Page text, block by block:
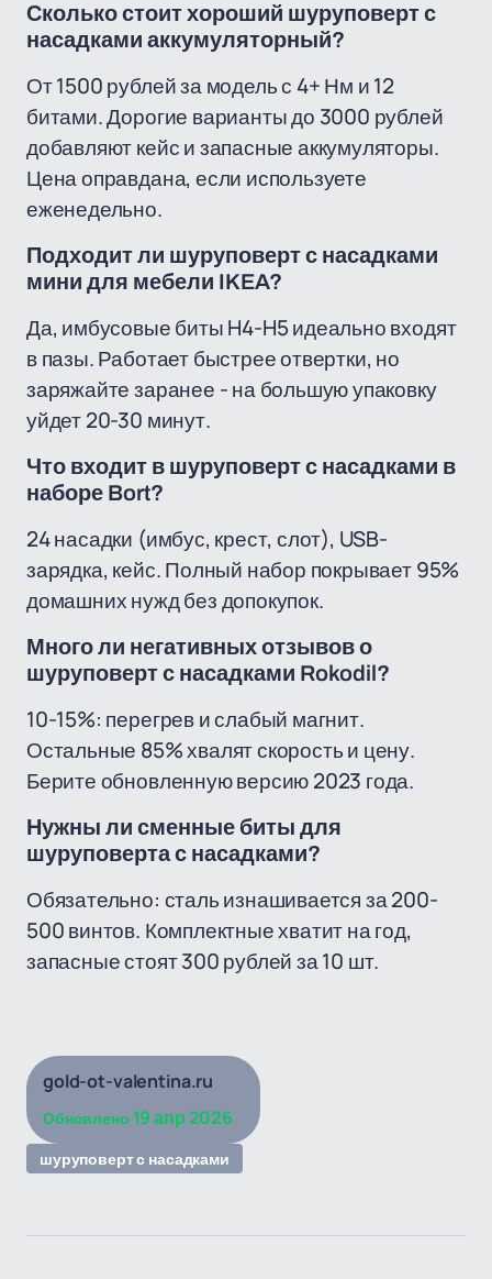
Сколько стоит хороший шуруповерт с
насадками аккумуляторный?
От 1500 рублей за модель с 4+ Нм и 12
битами. Дорогие варианты до 3000 рублей
добавляют кейс и запасные аккумуляторы.
Цена оправдана, если используете
еженедельно.
Подходит ли шуруповерт с насадками
мини для мебели IKEA?
Да, имбусовые биты H4-H5 идеально входят
в пазы. Работает быстрее отвертки, но
заряжайте заранее - на большую упаковку
уйдет 20-30 минут.
Что входит в шуруповерт с насадками в
наборе Bort?
24 насадки (имбус, крест, слот), USB-
зарядка, кейс. Полный набор покрывает 95%
домашних нужд без допокупок.
Много ли негативных отзывов о
шуруповерт с насадками Rokodil?
10-15%: перегрев и слабый магнит.
Остальные 85% хвалят скорость и цену.
Берите обновленную версию 2023 года.
Нужны ли сменные биты для
шуруповерта с насадками?
Обязательно: сталь изнашивается за 200-
500 винтов. Комплектные хватит на год,
запасные стоят 300 рублей за 10 шт.
gold-ot-valentina.ru
Обновлено 19 апр 2026
шуруповерт с насадками